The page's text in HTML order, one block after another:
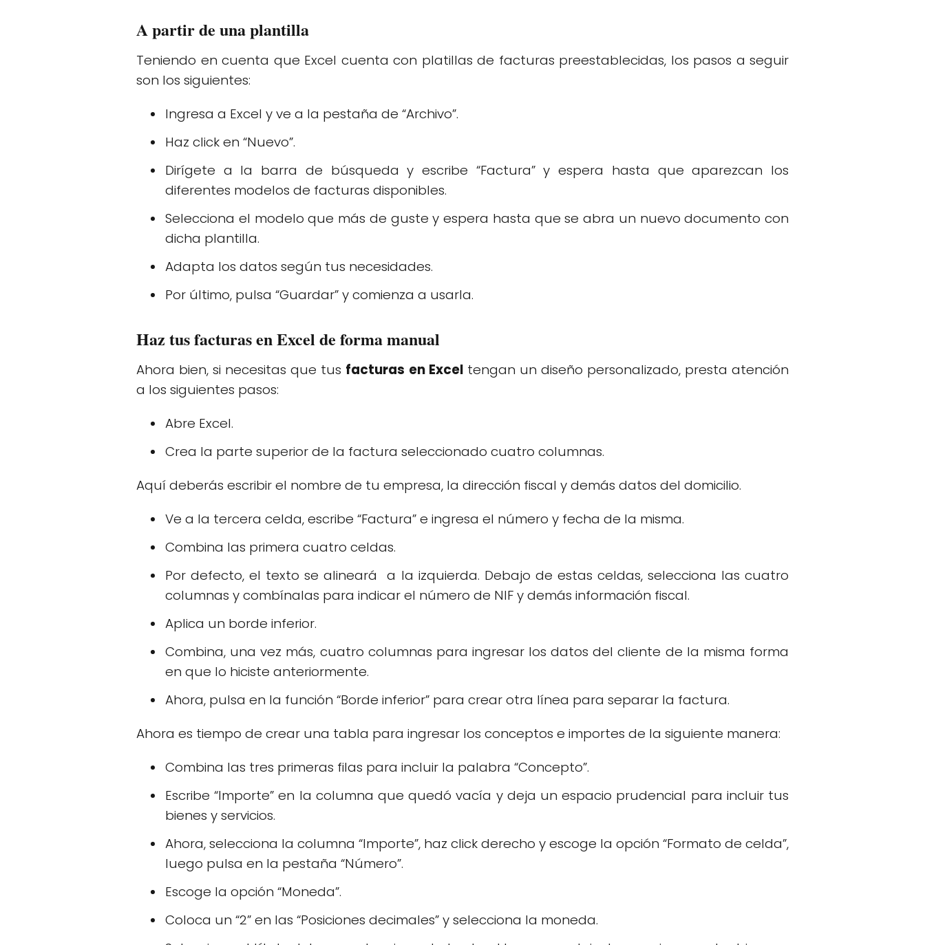
A partir de una plantilla
Teniendo en cuenta que Excel cuenta con platillas de facturas preestablecidas, los pasos a seguir
son los siguientes:
Ingresa a Excel y ve a la pestaña de “Archivo”.
Haz click en “Nuevo”.
Dirígete a la barra de búsqueda y escribe “Factura” y espera hasta que aparezcan los
diferentes modelos de facturas disponibles.
Selecciona el modelo que más de guste y espera hasta que se abra un nuevo documento con
dicha plantilla.
Adapta los datos según tus necesidades.
Por último, pulsa “Guardar” y comienza a usarla.
Haz tus facturas en Excel de forma manual
Ahora bien, si necesitas que tus facturas en Exceltengan un diseño personalizado, presta atención
a los siguientes pasos:
Abre Excel.
Crea la parte superior de la factura seleccionado cuatro columnas.
Aquí deberás escribir el nombre de tu empresa, la dirección fiscal y demás datos del domicilio.
Ve a la tercera celda, escribe “Factura” e ingresa el número y fecha de la misma.
Combina las primera cuatro celdas.
Por defecto, el texto se alineará a la izquierda. Debajo de estas celdas, selecciona las cuatro
columnas y combínalas para indicar el número de NIF y demás información fiscal.
Aplica un borde inferior.
Combina, una vez más, cuatro columnas para ingresar los datos del cliente de la misma forma
en que lo hiciste anteriormente.
Ahora, pulsa en la función “Borde inferior” para crear otra línea para separar la factura.
Ahora es tiempo de crear una tabla para ingresar los conceptos e importes de la siguiente manera:
Combina las tres primeras filas para incluir la palabra “Concepto”.
Escribe “Importe” en la columna que quedó vacía y deja un espacio prudencial para incluir tus
bienes y servicios.
Ahora, selecciona la columna “Importe”, haz click derecho y escoge la opción “Formato de celda”,
luego pulsa en la pestaña “Número”.
Escoge la opción “Moneda”.
Coloca un “2” en las “Posiciones decimales” y selecciona la moneda.